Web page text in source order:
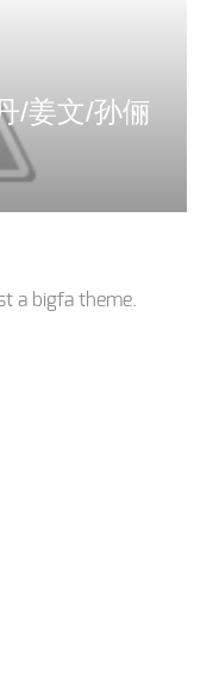
/姜文/孙俪
a bigfa theme.